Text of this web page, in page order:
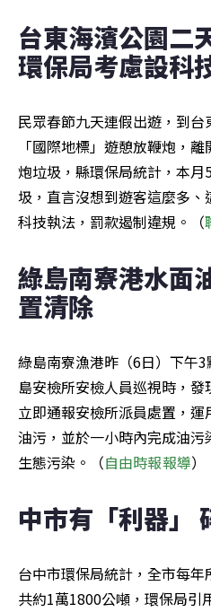
台東海濱公園二
環保局考慮設科
民眾春節九天連假出遊，到
「國際地標」遊憩放鞭炮，
炮垃圾，縣環保局統計，本
圾，直言沒想到遊客這麼多
科技執法，罰款遏制違規。（
綠島南寮港水面
置清除
綠島南寮漁港昨（6日）下午
島安檢所安檢人員巡視時，發
立即通報安檢所派員處置，
油污，並於一小時內完成油
生態污染。（自由時報報導）
中市有「利器」
台中市環保局統計，全市每
共約1萬1800公噸，環保局引